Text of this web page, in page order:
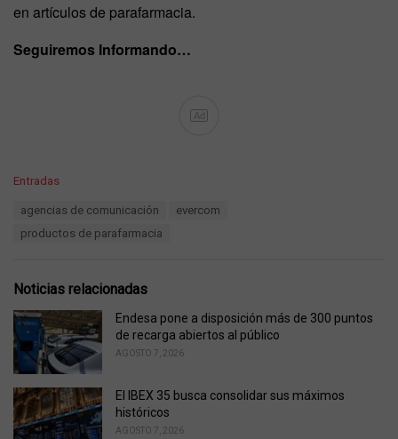
en artículos de parafarmacia.
Seguiremos Informando…
Ad
C
i
e
s
:
Entradas
agencias de comunicación
evercom
productos de parafarmacia
Noticias relacionadas
Endesa pone a disposición más de 300 puntos
de recarga abiertos al público
AGOSTO 7, 2026
El IBEX 35 busca consolidar sus máximos
históricos
AGOSTO 7, 2026